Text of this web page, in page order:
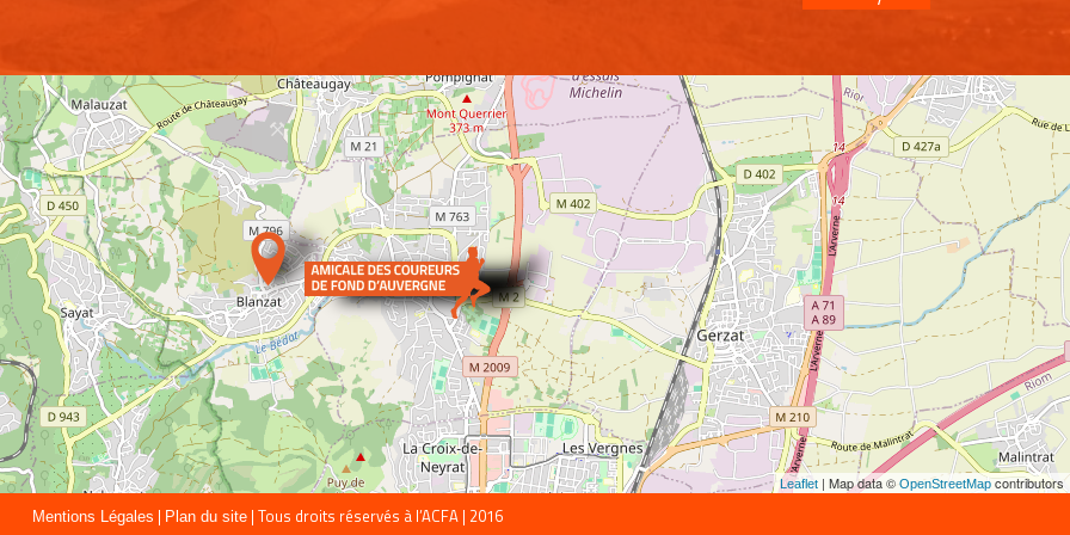
Leaflet | Map data ©OpenStreetMapcontributors
Mentions Légales | Plan du site | Tous droits réservés à l’ACFA | 2016